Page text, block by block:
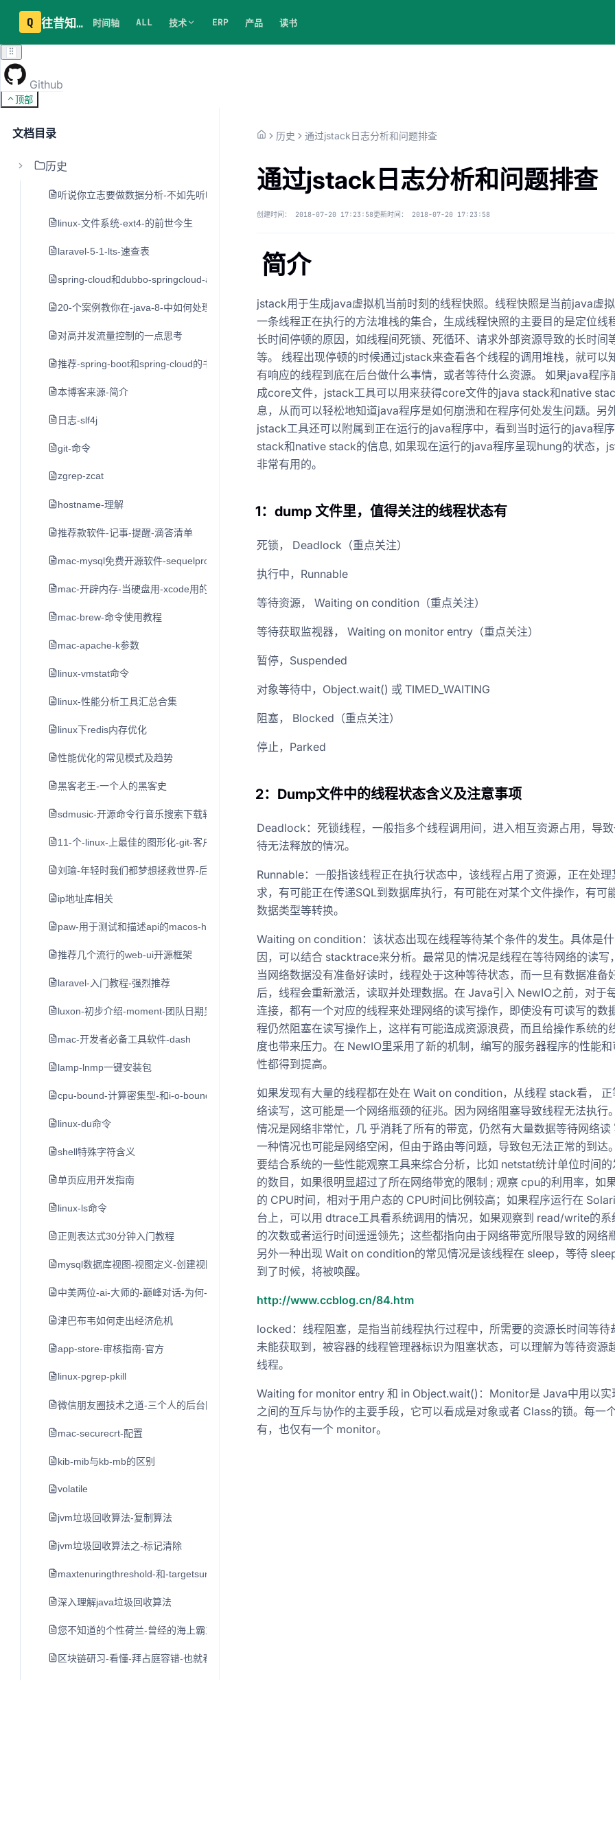
Q 往昔知识库 时间轴 ALL 技术 ERP 产品 读书
Github
顶部
文档目录
历史
听说你立志要做数据分析-不如先听听老司机的建议
linux-文件系统-ext4-的前世今生
laravel-5-1-lts-速查表
spring-cloud和dubbo-springcloud-alibaba
20-个案例教你在-java-8-中如何处理日期和时间
对高并发流量控制的一点思考
推荐-spring-boot和spring-cloud的书
本博客来源-简介
日志-slf4j
git-命令
zgrep-zcat
hostname-理解
推荐款软件-记事-提醒-滴答清单
mac-mysql免费开源软件-sequelpro
mac-开辟内存-当硬盘用-xcode用的-不推荐-留作学习用
mac-brew-命令使用教程
mac-apache-k参数
linux-vmstat命令
linux-性能分析工具汇总合集
linux下redis内存优化
性能优化的常见模式及趋势
黑客老王-一个人的黑客史
sdmusic-开源命令行音乐搜索下载软件
11-个-linux-上最佳的图形化-git-客户端
刘瑜-年轻时我们都梦想拯救世界-后来
ip地址库相关
paw-用于测试和描述api的macos-http客户端
推荐几个流行的web-ui开源框架
laravel-入门教程-强烈推荐
luxon-初步介绍-moment-团队日期另一个类库
mac-开发者必备工具软件-dash
lamp-lnmp一键安装包
cpu-bound-计算密集型-和i-o-bound-i-o密集型
linux-du命令
shell特殊字符含义
单页应用开发指南
linux-ls命令
正则表达式30分钟入门教程
mysql数据库视图-视图定义-创建视图-修改视图
中美两位-ai-大师的-巅峰对话-为何-nlp-领域难以出现-独角兽-2017年-转载
津巴布韦如何走出经济危机
app-store-审核指南-官方
linux-pgrep-pkill
微信朋友圈技术之道-三个人的后台团队与每日十亿的发布量
mac-securecrt-配置
kib-mib与kb-mb的区别
volatile
jvm垃圾回收算法-复制算法
jvm垃圾回收算法之-标记清除
maxtenuringthreshold-和-targetsurvivorratio参数说明
深入理解java垃圾回收算法
您不知道的个性荷兰-曾经的海上霸主横行世界-如今的开放先锋
区块链研习-看懂-拜占庭容错-也就看懂了区块链的核心技术
历史 通过jstack日志分析和问题排查
通过jstack日志分析和问题排查
创建时间： 2018-07-20 17:23:58更新时间： 2018-07-20 17:23:58
简介
jstack用于生成java虚拟机当前时刻的线程快照。线程快照是当前java虚
一条线程正在执行的方法堆栈的集合，生成线程快照的主要目的是定位线
长时间停顿的原因，如线程间死锁、死循环、请求外部资源导致的长时间
等。 线程出现停顿的时候通过jstack来查看各个线程的调用堆栈，就可以
有响应的线程到底在后台做什么事情，或者等待什么资源。 如果java程序
成core文件，jstack工具可以用来获得core文件的java stack和native
息，从而可以轻松地知道java程序是如何崩溃和在程序何处发生问题。另外
jstack工具还可以附属到正在运行的java程序中，看到当时运行的java程
stack和native stack的信息, 如果现在运行的java程序呈现hung的状态，
非常有用的。
1：dump 文件里，值得关注的线程状态有
死锁， Deadlock（重点关注）
执行中，Runnable
等待资源， Waiting on condition（重点关注）
等待获取监视器， Waiting on monitor entry（重点关注）
暂停，Suspended
对象等待中，Object.wait() 或 TIMED_WAITING
阻塞， Blocked（重点关注）
停止，Parked
2：Dump文件中的线程状态含义及注意事项
Deadlock：死锁线程，一般指多个线程调用间，进入相互资源占用，导
待无法释放的情况。
Runnable：一般指该线程正在执行状态中，该线程占用了资源，正在处理
求，有可能正在传递SQL到数据库执行，有可能在对某个文件操作，有可
数据类型等转换。
Waiting on condition：该状态出现在线程等待某个条件的发生。具体是
因，可以结合 stacktrace来分析。最常见的情况是线程在等待网络的读写
当网络数据没有准备好读时，线程处于这种等待状态，而一旦有数据准备
后，线程会重新激活，读取并处理数据。在 Java引入 NewIO之前，对于
连接，都有一个对应的线程来处理网络的读写操作，即使没有可读写的数
程仍然阻塞在读写操作上，这样有可能造成资源浪费，而且给操作系统的
度也带来压力。在 NewIO里采用了新的机制，编写的服务器程序的性能和
性都得到提高。
如果发现有大量的线程都在处在 Wait on condition，从线程 stack看， 正
络读写，这可能是一个网络瓶颈的征兆。因为网络阻塞导致线程无法执行
情况是网络非常忙，几 乎消耗了所有的带宽，仍然有大量数据等待网络读
一种情况也可能是网络空闲，但由于路由等问题，导致包无法正常的到达
要结合系统的一些性能观察工具来综合分析，比如 netstat统计单位时间的
的数目，如果很明显超过了所在网络带宽的限制 ; 观察 cpu的利用率，如
的 CPU时间，相对于用户态的 CPU时间比例较高；如果程序运行在
台上，可以用 dtrace工具看系统调用的情况，如果观察到 read/write的系
的次数或者运行时间遥遥领先；这些都指向由于网络带宽所限导致的网络
另外一种出现 Wait on condition的常见情况是该线程在 sleep，等待
到了时候，将被唤醒。
http://www.ccblog.cn/84.htm
locked：线程阻塞，是指当前线程执行过程中，所需要的资源长时间等待
未能获取到，被容器的线程管理器标识为阻塞状态，可以理解为等待资源
线程。
Waiting for monitor entry 和 in Object.wait()：Monitor是 Java中用以实
之间的互斥与协作的主要手段，它可以看成是对象或者 Class的锁。每一
有，也仅有一个 monitor。